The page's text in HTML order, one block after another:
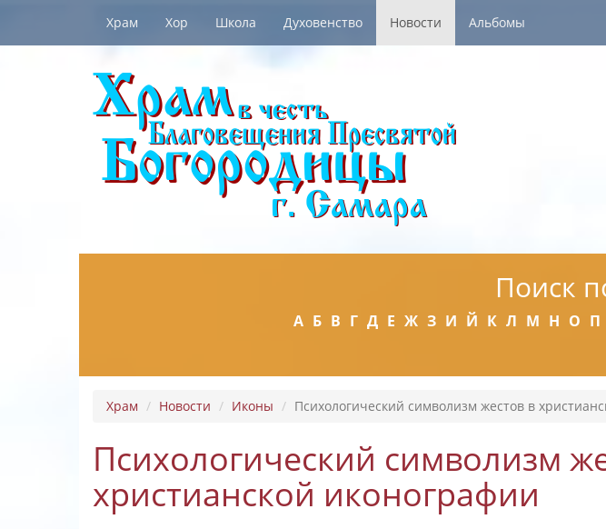
Храм Хор Школа Духовенство Новости Альбомы
Поиск
А Б В Г Д Е Ж З И Й К Л М Н О П
Храм Новости Иконы Психологический символизм жестов в
Психологический символизм
христианской иконографии